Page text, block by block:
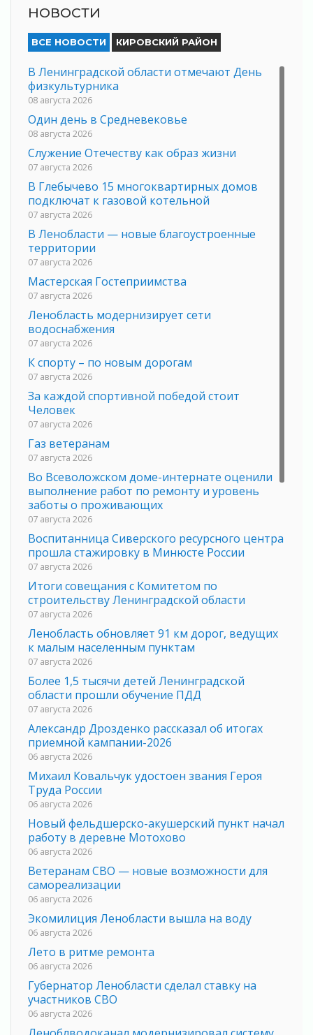
НОВОСТИ
ВСЕ НОВОСТИ КИРОВСКИЙ РАЙОН
В Ленинградской области отмечают День
физкультурника
08 августа 2026
Один день в Средневековье
08 августа 2026
Служение Отечеству как образ жизни
07 августа 2026
В Глебычево 15 многоквартирных домов
подключат к газовой котельной
07 августа 2026
В Ленобласти — новые благоустроенные
территории
07 августа 2026
Мастерская Гостеприимства
07 августа 2026
Ленобласть модернизирует сети
водоснабжения
07 августа 2026
К спорту – по новым дорогам
07 августа 2026
За каждой спортивной победой стоит
Человек
07 августа 2026
Газ ветеранам
07 августа 2026
Во Всеволожском доме-интернате оценили
выполнение работ по ремонту и уровень
заботы о проживающих
07 августа 2026
Воспитанница Сиверского ресурсного центра
прошла стажировку в Минюсте России
07 августа 2026
Итоги совещания с Комитетом по
строительству Ленинградской области
07 августа 2026
Ленобласть обновляет 91 км дорог, ведущих
к малым населенным пунктам
07 августа 2026
Более 1,5 тысячи детей Ленинградской
области прошли обучение ПДД
07 августа 2026
Александр Дрозденко рассказал об итогах
приемной кампании-2026
06 августа 2026
Михаил Ковальчук удостоен звания Героя
Труда России
06 августа 2026
Новый фельдшерско-акушерский пункт начал
работу в деревне Мотохово
06 августа 2026
Ветеранам СВО — новые возможности для
самореализации
06 августа 2026
Экомилиция Ленобласти вышла на воду
06 августа 2026
Лето в ритме ремонта
06 августа 2026
Губернатор Ленобласти сделал ставку на
участников СВО
06 августа 2026